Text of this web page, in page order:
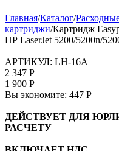
Главная/Каталог/
картриджи/Картридж
HP LaserJet 5200/5200n/
АРТИКУЛ: LH-16A
2 347 Р
1 900 Р
Вы экономите: 447 Р
ДЕЙСТВУЕТ ДЛЯ
РАСЧЕТУ